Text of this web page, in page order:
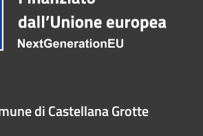
di Castellana Grotte